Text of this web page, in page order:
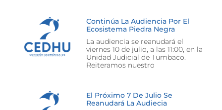
Continúa La Audiencia Por El
Ecosistema Piedra Negra
La audiencia se reanudará el
viernes 10 de julio, a las 11:00, en la
Unidad Judicial de Tumbaco.
Reiteramos nuestro
El Próximo 7 De Julio Se
Reanudará La Audiecia